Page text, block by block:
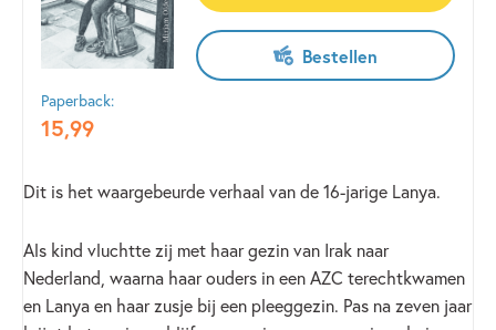
Paperback:
15,99
Bestellen
Dit is het waargebeurde verhaal van de 16-jarige Lanya.
Als kind vluchtte zij met haar gezin van Irak naar
Nederland, waarna haar ouders in een AZC terechtkwamen
en Lanya en haar zusje bij een pleeggezin. Pas na zeven jaar